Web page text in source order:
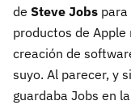
de Steve Jobs para
productos de
creación de
suyo. Al parecer, y
guardaba Jobs en